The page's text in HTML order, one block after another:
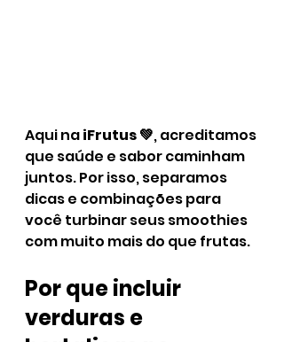
Aqui na iFrutus 💚, acreditamos
que saúde e sabor caminham
juntos. Por isso, separamos
dicas e combinações para
você turbinar seus smoothies
com muito mais do que frutas.
Por que incluir
verduras e